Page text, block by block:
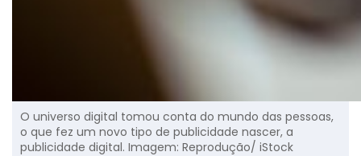
O universo digital tomou conta do mundo das pessoas,
o que fez um novo tipo de publicidade nascer, a
publicidade digital. Imagem: Reprodução/ iStock